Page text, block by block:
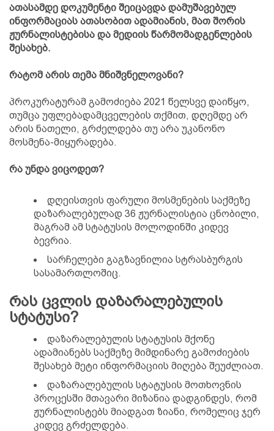
ათასამდე დოკუმენტი შეიცავდა დამუშავებულ
ინფორმაციას ათასობით ადამიანის, მათ შორის
ჟურნალისტებისა და მედიის წარმომადგენლების
შესახებ.
რატომ არის თემა მნიშვნელოვანი?
პროკურატურამ გამოძიება 2021 წელსვე დაიწყო,
თუმცა უფლებადამცველების თქმით, დღემდე არ
არის ნათელი, გრძელდება თუ არა უკანონო
მოსმენა-მიყურადება.
რა უნდა ვიცოდეთ?
დღეისთვის ფარული მოსმენების საქმეზე
დაზარალებულად 36 ჟურნალისტია ცნობილი,
მაგრამ ამ სტატუსის მოლოდინში კიდევ
ბევრია.
სარჩელები გაგზავნილია სტრასბურგის
სასამართლოშიც.
რას ცვლის დაზარალებულის
სტატუსი?
დაზარალებულის სტატუსის მქონე
ადამიანებს საქმეზე მიმდინარე გამოძიების
შესახებ მეტი ინფორმაციის მიღება შეუძლიათ.
დაზარალებულის სტატუსის მოთხოვნის
პროცესში მთავარი მიზანია დადგინდეს, რომ
ჟურნალისტებს მიადგათ ზიანი, რომელიც ჯერ
კიდევ გრძელდება.